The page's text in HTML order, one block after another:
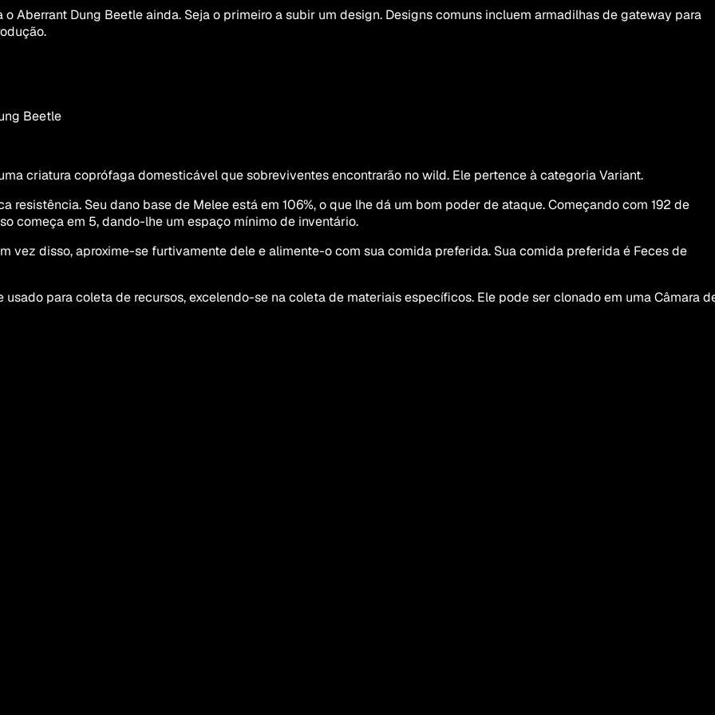
Aberrant Dung Beetle ainda. Seja o primeiro a subir um design. Designs comuns incluem armadilhas de gateway para
Beetle
criatura coprófaga domesticável que sobreviventes encontrarão no wild. Ele pertence à categoria Variant.
resistência. Seu dano base de Melee está em 106%, o que lhe dá um bom poder de ataque. Começando com 192 de
começa em 5, dando-lhe um espaço mínimo de inventário.
vez disso, aproxime-se furtivamente dele e alimente-o com sua comida preferida. Sua comida preferida é Feces de
para coleta de recursos, excelendo-se na coleta de materiais específicos. Ele pode ser clonado em uma Câmara